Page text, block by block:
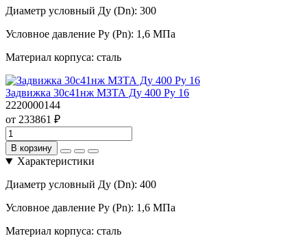
Диаметр условный Ду (Dn): 300
Условное давление Ру (Pn): 1,6 МПа
Материал корпуса: сталь
Задвижка 30с41нж МЗТА Ду 400 Ру 16
2220000144
от 233861 ₽
В корзину
Характеристики
Диаметр условный Ду (Dn): 400
Условное давление Ру (Pn): 1,6 МПа
Материал корпуса: сталь